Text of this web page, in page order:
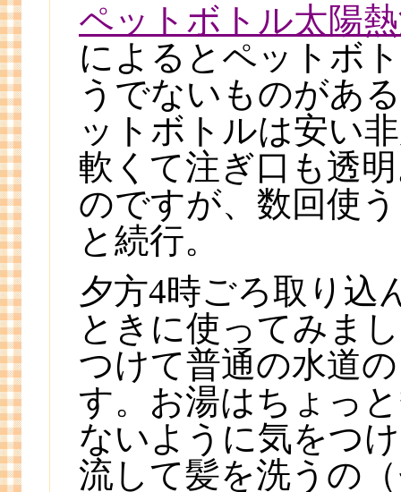
ペットボトル太陽
によるとペットボ
うでないものがあ
ットボトルは安い
軟くて注ぎ口も透
のですが、数回使
と続行。
夕方4時ごろ取り込
ときに使ってみま
つけて普通の水道
す。お湯はちょっ
ないように気をつ
流して髪を洗うの